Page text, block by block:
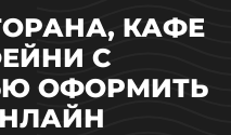
КАФЕ
С
ОФОРМИТЬ